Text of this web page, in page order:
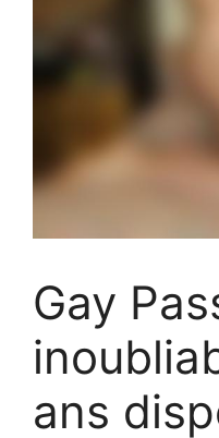
Gay
ans